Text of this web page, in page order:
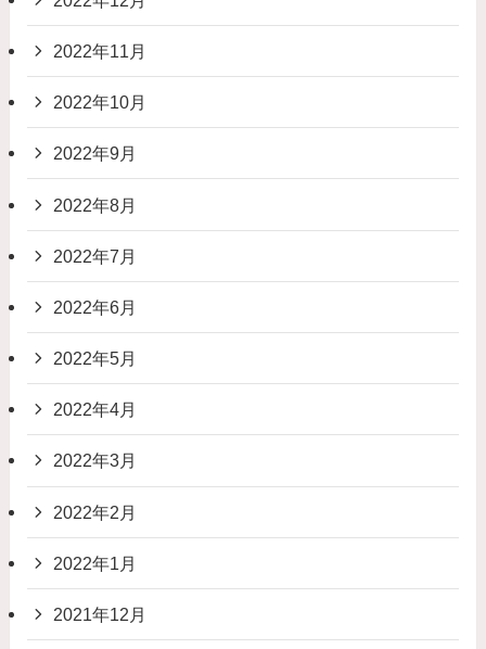
2022年11月
2022年10月
2022年9月
2022年8月
2022年7月
2022年6月
2022年5月
2022年4月
2022年3月
2022年2月
2022年1月
2021年12月